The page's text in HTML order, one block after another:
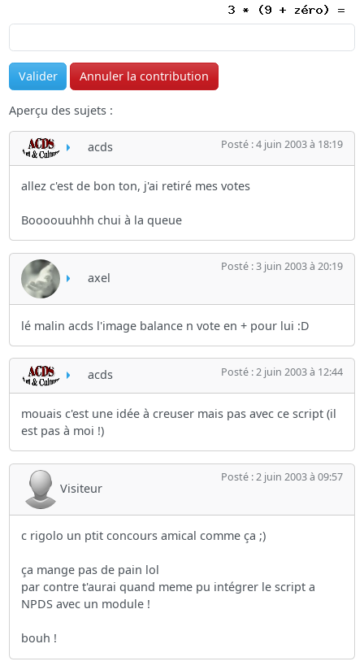
Aperçu des sujets :
acds Posté : 4 juin 2003 à 18:19
allez c'est de bon ton, j'ai retiré mes votes
Boooouuhhh chui à la queue
axel
Posté : 3 juin 2003 à 20:19
lé malin acds l'image balance n vote en + pour lui :D
acds Posté : 2 juin 2003 à 12:44
mouais c'est une idée à creuser mais pas avec ce script (il
est pas à moi !)
Visiteur
Posté : 2 juin 2003 à 09:57
c rigolo un ptit concours amical comme ça ;)
ça mange pas de pain lol
par contre t'aurai quand meme pu intégrer le script a
NPDS avec un module !
bouh !